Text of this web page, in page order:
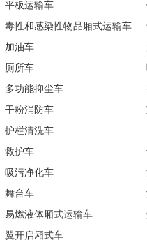
消防车、 吸污净化车、 泡沫消防
车、 舞台车、 淋浴车、 混凝土
燃液体厢式运输车、 爆破器材运
测车、 翼开启厢式车、 自卸式垃
面养护车、 车厢可卸式垃圾车、
车、 道路检测车、 宿营车、 防
垃圾车、 高压清洗车、 高空作业
车、 低平板半挂车、 中置轴车辆
平板运输车
毒性和感染性物品厢式运输车
加油车
厕所车
多功能抑尘车
干粉消防车
护栏清洗车
救护车
吸污净化车
舞台车
易燃液体厢式运输车
翼开启厢式车